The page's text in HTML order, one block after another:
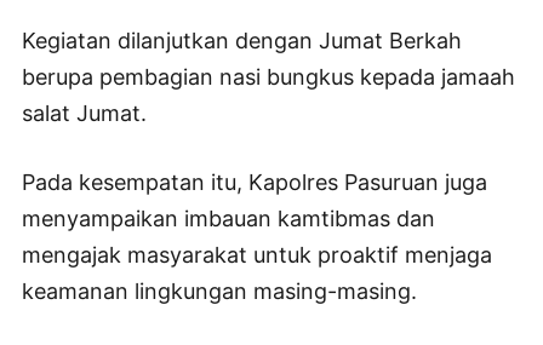
Kegiatan dilanjutkan dengan Jumat Berkah
berupa pembagian nasi bungkus kepada jamaah
salat Jumat.
Pada kesempatan itu, Kapolres Pasuruan juga
menyampaikan imbauan kamtibmas dan
mengajak masyarakat untuk proaktif menjaga
keamanan lingkungan masing-masing.